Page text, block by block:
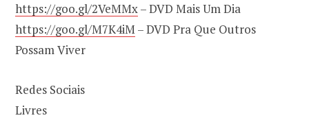
https://goo.gl/2VeMMx– DVD Mais Um Dia
https://goo.gl/M7K4iM– DVD Pra Que Outros
Possam Viver
Redes Sociais
Livres